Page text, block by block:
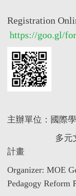
Registration
https://goo.gl/
主辦單位：國際
多元
計畫
Organizer: MOE
Pedagogy Reform